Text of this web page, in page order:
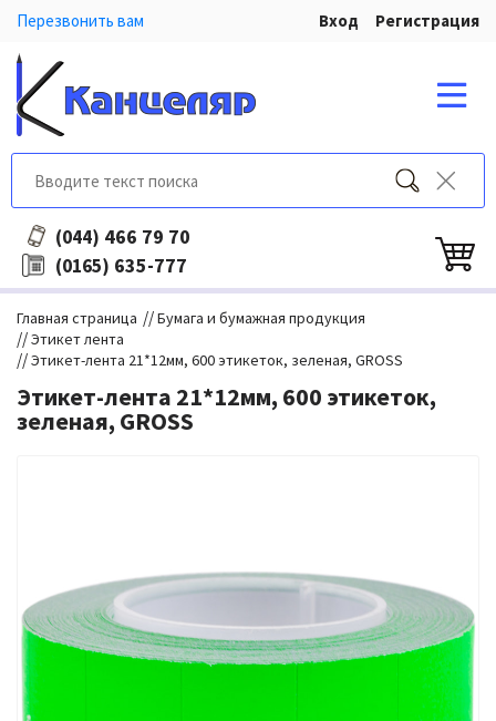
Перезвонить вам Вход Регистрация
(044) 466 79 70
(0165) 635-777
Главная страница //Бумага и бумажная продукция
//Этикет лента
//Этикет-лента 21*12мм, 600 этикеток, зеленая, GROSS
Этикет-лента 21*12мм, 600 этикеток,
зеленая, GROSS